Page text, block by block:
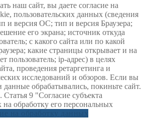
наш сайт, вы даете согласие на
пользовательских данных (сведения
и версия ОС; тип и версия Браузера;
его экрана; источник откуда
с какого сайта или по какой
какие страницы открывает и на
пользователь; ip-адрес) в целях
проведения ретаргетинга и
исследований и обзоров. Если вы
обрабатывались, покиньте сайт.
9 "Согласие субъекта
обработку его персональных